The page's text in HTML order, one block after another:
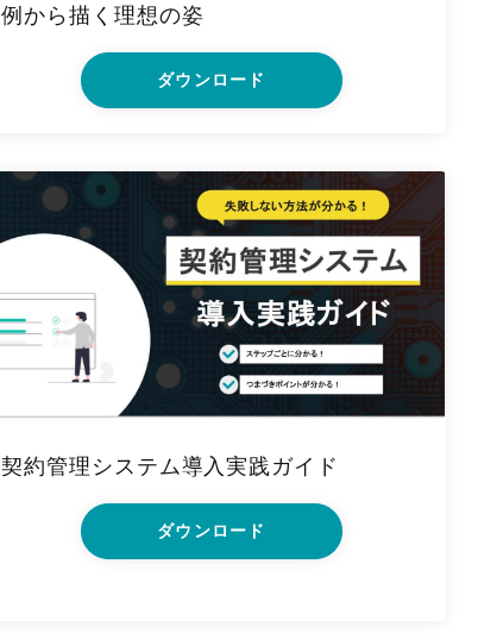
例から描く理想の姿
ダウンロード
契約管理システム導入実践ガイド
ダウンロード